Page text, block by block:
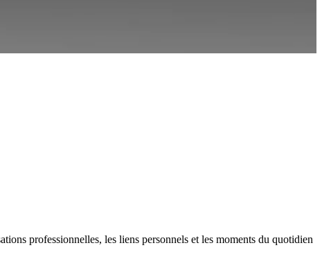
professionnelles, les liens personnels et les moments du quotidien